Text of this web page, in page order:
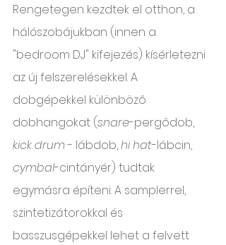
Rengetegen kezdtek el otthon, a
hálószobájukban (innen a
"bedroom DJ" kifejezés) kísérletezni
az új felszerelésekkel. A
dobgépekkel különböző
dobhangokat (snare-pergődob,
kick drum - lábdob, hi hat-lábcin,
cymbal-cintányér) tudtak
egymásra építeni. A samplerrel,
szintetizátorokkal és
basszusgépekkel lehet a felvett